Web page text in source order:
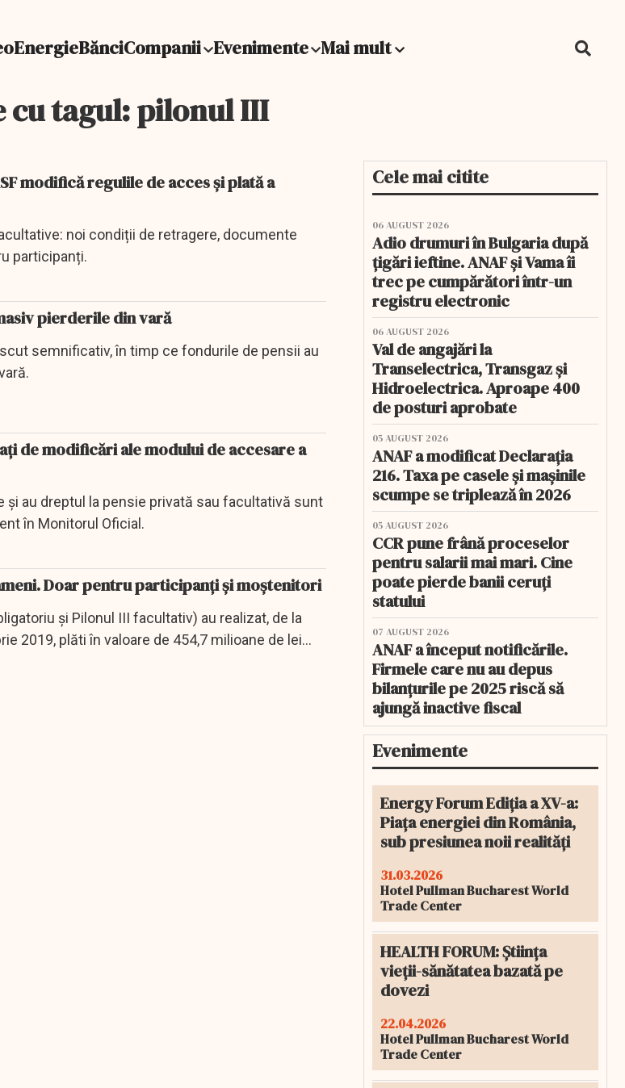
EnergieBănciCompanii Evenimente Mai mult
cu tagul: pilonul III
modifică regulile de acces și plată a
noi condiții de retragere, documente
participanți.
pierderile din vară
semnificativ, în timp ce fondurile de pensii au
de modificări ale modului de accesare a
au dreptul la pensie privată sau facultativă sunt
în Monitorul Oficial.
Doar pentru participanți și moștenitori
şi Pilonul III facultativ) au realizat, de la
2019, plăti în valoare de 454,7 milioane de lei...
Cele mai citite
06 AUGUST 2026
Adio drumuri în Bulgaria după
țigări ieftine. ANAF și Vama îi
trec pe cumpărători într-un
registru electronic
06 AUGUST 2026
Val de angajări la
Transelectrica, Transgaz și
Hidroelectrica. Aproape 400
de posturi aprobate
05 AUGUST 2026
ANAF a modificat Declarația
216. Taxa pe casele și mașinile
scumpe se triplează în 2026
05 AUGUST 2026
CCR pune frână proceselor
pentru salarii mai mari. Cine
poate pierde banii ceruți
statului
07 AUGUST 2026
ANAF a început notificările.
Firmele care nu au depus
bilanțurile pe 2025 riscă să
ajungă inactive fiscal
Evenimente
Energy Forum Ediția a XV-a:
Piața energiei din România,
sub presiunea noii realități
31.03.2026
Hotel Pullman Bucharest World
Trade Center
HEALTH FORUM: Știința
vieții-sănătatea bazată pe
dovezi
22.04.2026
Hotel Pullman Bucharest World
Trade Center